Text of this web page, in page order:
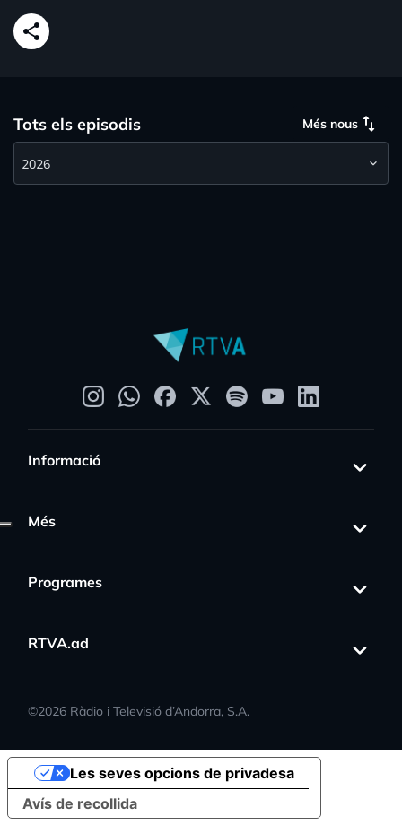
share
Tots els episodis Més nous swap_vert
Informació
Més
Programes
RTVA.ad
©2026 Ràdio i Televisió d’Andorra, S.A.
Avís de recollida
Les seves opcions de privadesa